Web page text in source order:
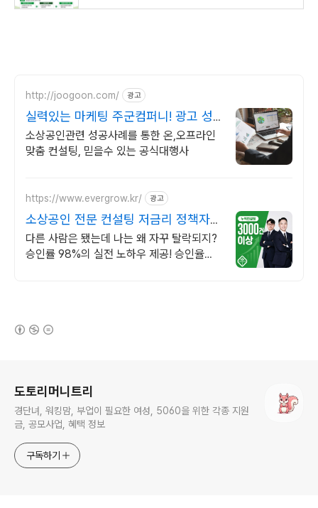
http://joogoon.com/ 광고
실력있는 마케팅 주군컴퍼니! 광고 성
과는 톡톡히!
소상공인관련 성공사례를 통한 온,오프라인
맞춤 컨설팅, 믿을수 있는 공식대행사
https://www.evergrow.kr/ 광고
소상공인 전문 컨설팅 저금리 정책자금
지금 신청
다른 사람은 됐는데 나는 왜 자꾸 탈락되지?
승인률 98%의 실전 노하우 제공! 승인율
도토리머니트리
경단녀, 워킹맘, 부업이 필요한 여성, 5060을 위한 각종 지원
금, 공모사업, 혜택 정보
구독하기